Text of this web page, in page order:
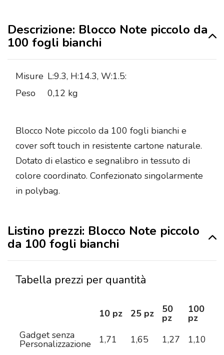
Descrizione: Blocco Note piccolo da
100 fogli bianchi
Misure L:9.3, H:14.3, W:1.5:
Peso
0,12 kg
Blocco Note piccolo da 100 fogli bianchi e
cover soft touch in resistente cartone naturale.
Dotato di elastico e segnalibro in tessuto di
colore coordinato. Confezionato singolarmente
in polybag.
Listino prezzi: Blocco Note piccolo
da 100 fogli bianchi
Tabella prezzi per quantità
10 pz 25 pz 50
pz
100
pz
Gadget senza
Personalizzazione 1,71 1,65 1,27 1,10